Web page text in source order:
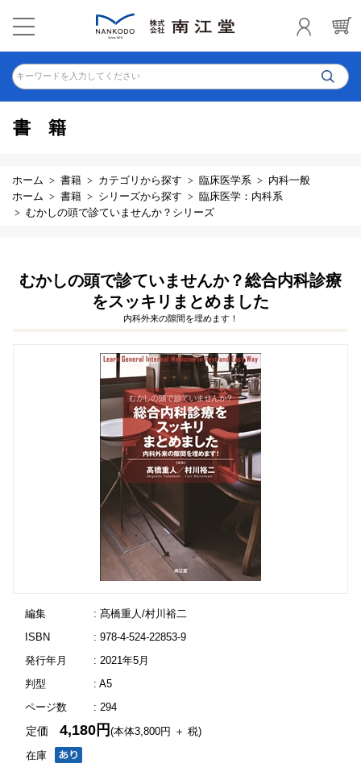
キーワードを入力してください
書籍
ホーム 書籍 カテゴリから探す 臨床医学系
内科一般
ホーム
書籍 シリーズから探す
臨床医学：内科系
むかしの頭で診ていませんか？シリーズ
むかしの頭で診ていませんか？総合内科診療
をスッキリまとめました
内科外来の隙間を埋めます！
編集
: 髙橋重人/村川裕二
ISBN
: 978-4-524-22853-9
発行年月
: 2021年5月
判型
: A5
ページ数
: 294
在庫
定価4,180円(本体3,800円 ＋ 税)